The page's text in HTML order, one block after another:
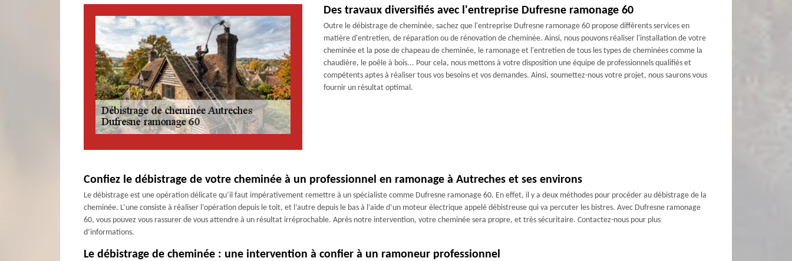
Des travaux diversifiés avec l'entreprise Dufresne ramonage 60
Outre le débistrage de cheminée, sachez que l'entreprise Dufresne ramonage 60 propose différents services en
matière d'entretien, de réparation ou de rénovation de cheminée. Ainsi, nous pouvons réaliser l'installation de votre
cheminée et la pose de chapeau de cheminée, le ramonage et l'entretien de tous les types de cheminées comme la
chaudière, le poêle à bois... Pour cela, nous mettons à votre disposition une équipe de professionnels qualifiés et
compétents aptes à réaliser tous vos besoins et vos demandes. Ainsi, soumettez-nous votre projet, nous saurons vous
fournir un résultat optimal.
Confiez le débistrage de votre cheminée à un professionnel en ramonage à Autreches et ses environs
Le débistrage est une opération délicate qu’il faut impérativement remettre à un spécialiste comme Dufresne ramonage 60. En effet, il y a deux méthodes pour procéder au débistrage de la
cheminée. L’une consiste à réaliser l’opération depuis le toit, et l’autre depuis le bas à l’aide d’un moteur électrique appelé débistreuse qui va percuter les bistres. Avec Dufresne ramonage
60, vous pouvez vous rassurer de vous attendre à un résultat irréprochable. Après notre intervention, votre cheminée sera propre, et très sécuritaire. Contactez-nous pour plus
d’informations.
Le débistrage de cheminée : une intervention à confier à un ramoneur professionnel